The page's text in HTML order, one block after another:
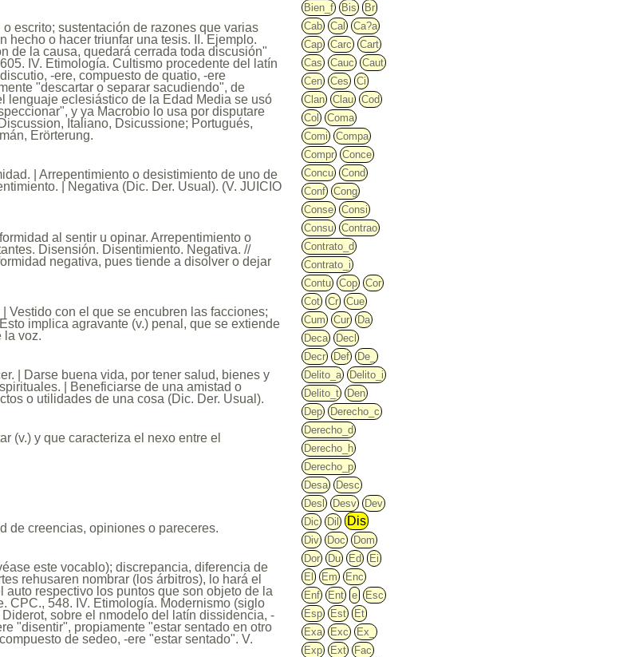
Bien_f
Bis
Br
Cab
Cal
Ca?a
Cap
Carc
Cart
Cas
Cauc
Caut
Cen
Ces
Ci
Clan
Clau
Cod
Col
Coma
Comi
Compa
Compr
Conce
Concu
Cond
Conf
Cong
Conse
Consi
Consu
Contrao
Contrato_d
Contrato_i
Contu
Cop
Cor
Cot
Cr
Cue
Cum
Cur
Da
Deca
Decl
Decr
Def
De_
Delito_a
Delito_i
Delito_t
Den
Dep
Derecho_c
Derecho_d
Derecho_h
Derecho_p
Desa
Desc
Desl
Desv
Dev
Dic
Dil Dis
Div Doc
Dom
Dor
Du Ed
Ei
El
Em
Enc
Enf
Ent e
Esc
Esp
Est
Et
Exa
Exc
Ex_
Exp
Ext
Fac
escrito; sustentación de razones que varias
hecho o hacer triunfar una tesis. II. Ejemplo.
de la causa, quedará cerrada toda discusión"
IV. Etimología. Cultismo procedente del latín
-ere, compuesto de quatio, -ere
"descartar o separar sacudiendo", de
lenguaje eclesiástico de la Edad Media se usó
y ya Macrobio lo usa por disputare
Italiano, Dsicussione; Portugués,
Erörterung.
| Arrepentimiento o desistimiento de uno de
| Negativa (Dic. Der. Usual). (V. JUICIO
al sentir u opinar. Arrepentimiento o
Disensión. Disentimiento. Negativa. //
negativa, pues tiende a disolver o dejar
Vestido con el que se encubren las facciones;
implica agravante (v.) penal, que se extiende
la voz.
| Darse buena vida, por tener salud, bienes y
| Beneficiarse de una amistad o
o utilidades de una cosa (Dic. Der. Usual).
(v.) y que caracteriza el nexo entre el
de creencias, opiniones o pareceres.
este vocablo); discrepancia, diferencia de
rehusaren nombrar (los árbitros), lo hará el
respectivo los puntos que son objeto de la
CPC., 548. IV. Etimología. Modernismo (siglo
sobre el nmodelo del latín dissidencia, -
"disentir", propiamente "estar sentado en otro
de sedeo, -ere "estar sentado". V.